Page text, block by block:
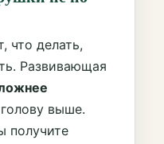
что делать,
Развивающая
выше.
получите